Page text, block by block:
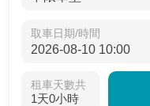
取車日期/時間
租車天數共
1天0小時